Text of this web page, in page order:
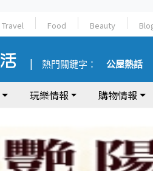
Travel Food Beauty
熱門關鍵字： 公屋熱話
玩樂情報 購物情報